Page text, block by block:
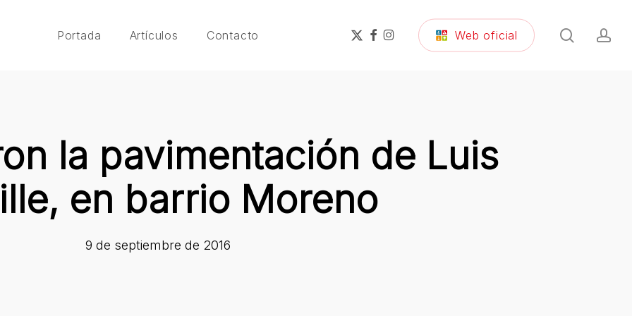
Portada Artículos Contacto
x-
twitter
facebook
instagram Web oficial search
la pavimentación de Luis
en barrio Moreno
9 de septiembre de 2016